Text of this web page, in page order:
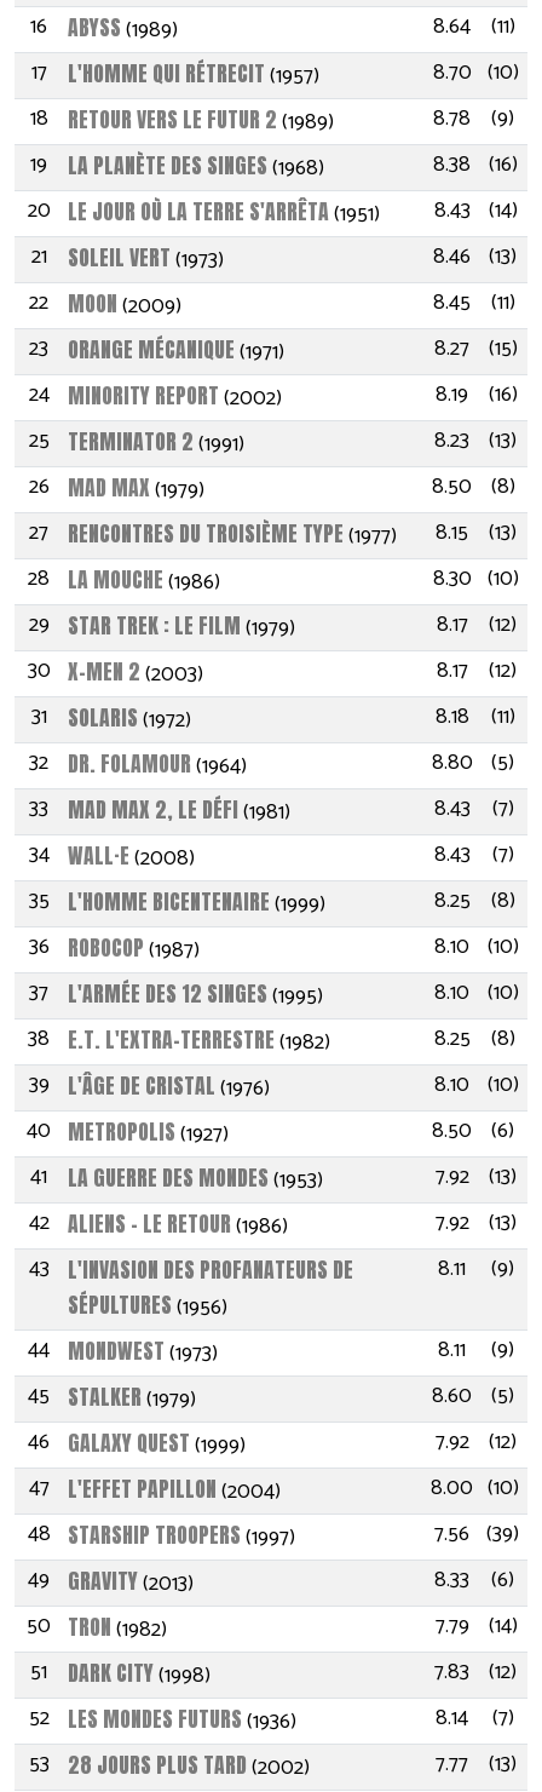
16
ABYSS(1989) 8.64 (11)
17
L'HOMME QUI RÉTRECIT(1957) 8.70 (10)
18
RETOUR VERS LE FUTUR 2(1989) 8.78
(9)
19
LA PLANÈTE DES SINGES(1968) 8.38 (16)
20 LE JOUR OÙ LA TERRE S'ARRÊTA(1951) 8.43 (14)
21
SOLEIL VERT(1973) 8.46 (13)
22
MOON(2009) 8.45
(11)
23
ORANGE MÉCANIQUE(1971) 8.27 (15)
24
MINORITY REPORT(2002) 8.19
(16)
25
TERMINATOR 2(1991) 8.23 (13)
26
MAD MAX(1979) 8.50 (8)
27
RENCONTRES DU TROISIÈME TYPE(1977) 8.15
(13)
28
LA MOUCHE(1986) 8.30 (10)
29
STAR TREK : LE FILM(1979) 8.17
(12)
30 X-MEN 2(2003) 8.17
(12)
31
SOLARIS(1972) 8.18
(11)
32
DR. FOLAMOUR(1964) 8.80 (5)
33
MAD MAX 2, LE DÉFI(1981) 8.43
(7)
34 WALL·E(2008) 8.43
(7)
35
L'HOMME BICENTENAIRE(1999) 8.25
(8)
36
ROBOCOP(1987) 8.10 (10)
37
L'ARMÉE DES 12 SINGES(1995) 8.10 (10)
38
E.T. L'EXTRA-TERRESTRE(1982) 8.25
(8)
39
L'ÂGE DE CRISTAL(1976) 8.10 (10)
40 METROPOLIS(1927) 8.50 (6)
41
LA GUERRE DES MONDES(1953) 7.92 (13)
42 ALIENS - LE RETOUR(1986) 7.92 (13)
43
L'INVASION DES PROFANATEURS DE
SÉPULTURES(1956)
8.11 (9)
44 MONDWEST(1973) 8.11
(9)
45
STALKER(1979) 8.60 (5)
46
GALAXY QUEST(1999) 7.92 (12)
47
L'EFFET PAPILLON(2004) 8.00 (10)
48 STARSHIP TROOPERS(1997) 7.56 (39)
49
GRAVITY(2013) 8.33
(6)
50 TRON(1982) 7.79 (14)
51
DARK CITY(1998) 7.83 (12)
52
LES MONDES FUTURS(1936) 8.14
(7)
53
28 JOURS PLUS TARD(2002) 7.77 (13)